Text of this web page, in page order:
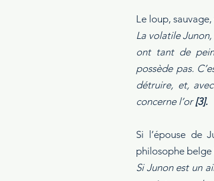
Le loup,
La volatile
ont tant de
possède pas.
détruire, et,
concerne l’or [3].
Si l’épouse de
philosophe belge
Si Junon est un